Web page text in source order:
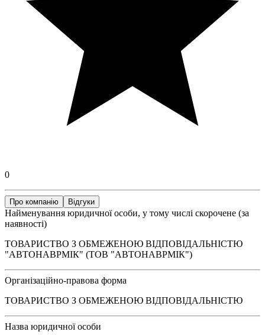
0
Про компанію Відгуки
Найменування юридичної особи, у тому числі скорочене (за
наявності)
ТОВАРИСТВО З ОБМЕЖЕНОЮ ВІДПОВІДАЛЬНІСТЮ
"АВТОНАВРМІК" (ТОВ "АВТОНАВРМІК")
Організаційно-правова форма
ТОВАРИСТВО З ОБМЕЖЕНОЮ ВІДПОВІДАЛЬНІСТЮ
Назва юридичної особи